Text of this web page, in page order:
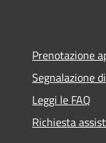
Prenotazione
Segnalazione
Leggi le FAQ
Richiesta